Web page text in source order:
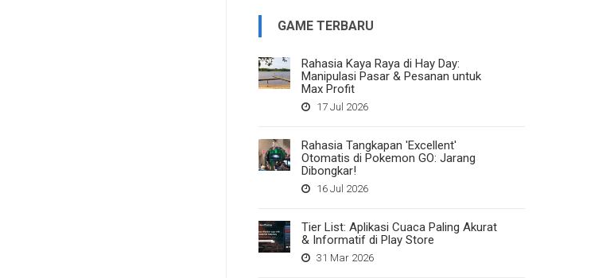
GAME TERBARU
Rahasia Kaya Raya di Hay Day:
Manipulasi Pasar & Pesanan untuk
Max Profit
17 Jul 2026
Rahasia Tangkapan 'Excellent'
Otomatis di Pokemon GO: Jarang
Dibongkar!
16 Jul 2026
Tier List: Aplikasi Cuaca Paling Akurat
& Informatif di Play Store
31 Mar 2026